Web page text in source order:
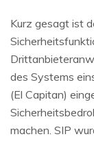
Kurz gesagt ist
des Systems
(El Capitan)
machen. SIP